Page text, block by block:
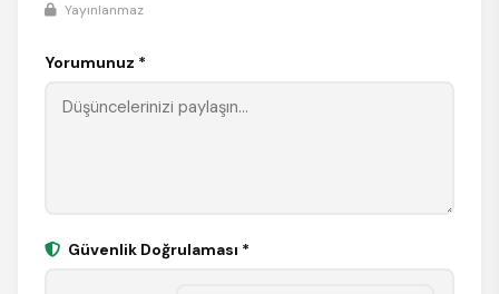
Yayınlanmaz
Yorumunuz *
Güvenlik Doğrulaması *